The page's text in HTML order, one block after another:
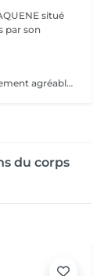
situé
par son
Une peau fréquemment exfoliée est non seulement agréable mais paraît aussi en meilleure santé, absorbe d'avantage les agents hydratants, est plus souple et reste jeune plus longtemps.
du corps